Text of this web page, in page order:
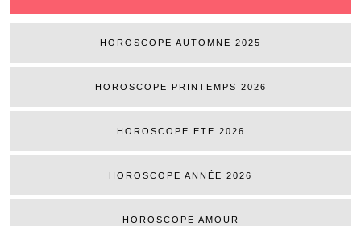
HOROSCOPE AUTOMNE 2025
HOROSCOPE PRINTEMPS 2026
HOROSCOPE ETE 2026
HOROSCOPE ANNÉE 2026
HOROSCOPE AMOUR